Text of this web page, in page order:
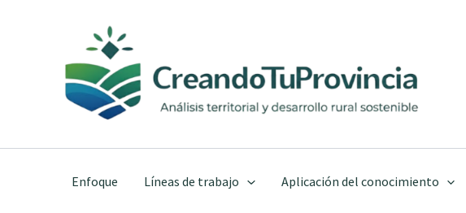
contenido
Enfoque Líneas de trabajo Aplicación del conocimiento